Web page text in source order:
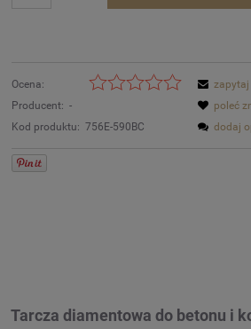
Ocena:
Producent: -
Kod produktu: 756E-590BC
poleć
dodaj
Tarcza diamentowa do betonu i